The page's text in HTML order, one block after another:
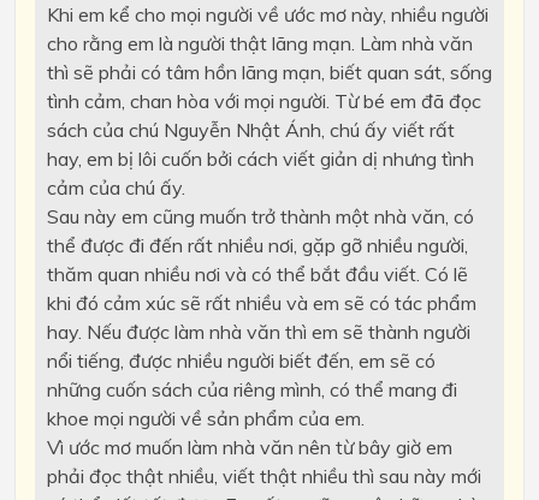
Khi em kể cho mọi người về ước mơ này, nhiều người
cho rằng em là người thật lãng mạn. Làm nhà văn
thì sẽ phải có tâm hồn lãng mạn, biết quan sát, sống
tình cảm, chan hòa với mọi người. Từ bé em đã đọc
sách của chú Nguyễn Nhật Ánh, chú ấy viết rất
hay, em bị lôi cuốn bởi cách viết giản dị nhưng tình
cảm của chú ấy.
Sau này em cũng muốn trở thành một nhà văn, có
thể được đi đến rất nhiều nơi, gặp gỡ nhiều người,
thăm quan nhiều nơi và có thể bắt đầu viết. Có lẽ
khi đó cảm xúc sẽ rất nhiều và em sẽ có tác phẩm
hay. Nếu được làm nhà văn thì em sẽ thành người
nổi tiếng, được nhiều người biết đến, em sẽ có
những cuốn sách của riêng mình, có thể mang đi
khoe mọi người về sản phẩm của em.
Vì ước mơ muốn làm nhà văn nên từ bây giờ em
phải đọc thật nhiều, viết thật nhiều thì sau này mới